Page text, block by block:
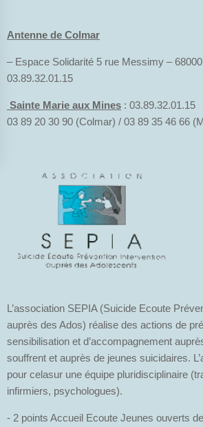
Antenne de Colmar
– Espace Solidarité 5 rue Messimy –
03.89.32.01.15
Sainte Marie aux Mines : 03.89.32.01.15
03 89 20 30 90 (Colmar) / 03 89 35 46 66
L’association SEPIA (Suicide Ecoute
auprès des Ados) réalise des actions de
sensibilisation et d’accompagnement
souffrent et auprès de jeunes suicidaires.
pour celasur une équipe pluridisciplinaire
infirmiers, psychologues).
- 2 points Accueil Ecoute Jeunes ouverts